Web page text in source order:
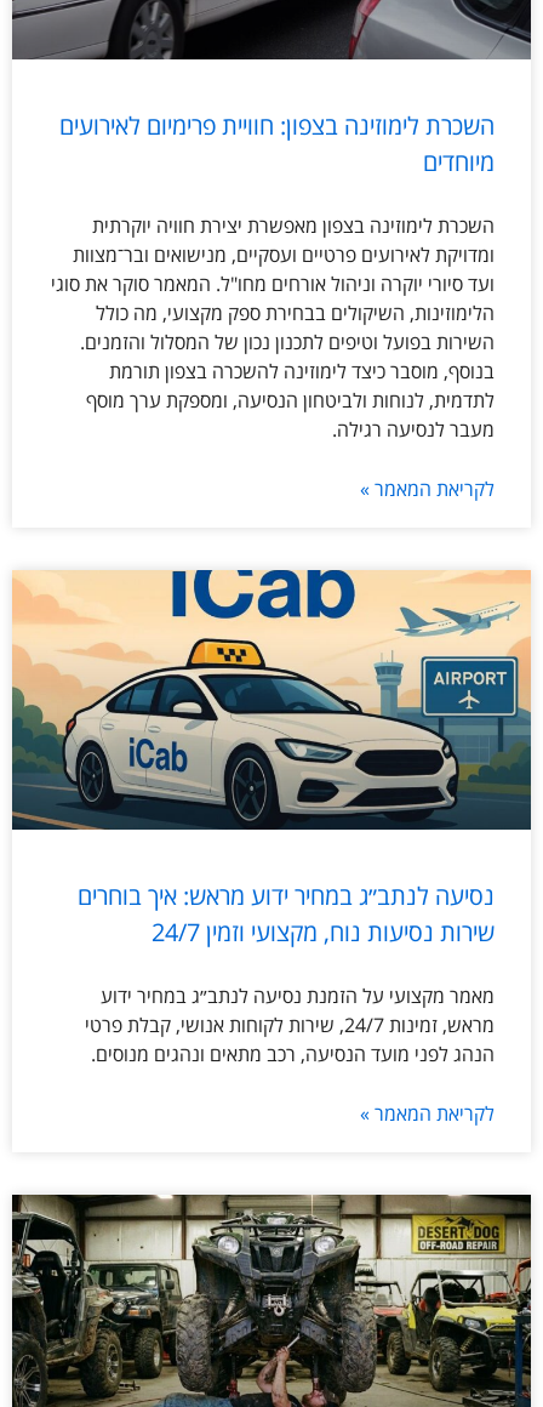
השכרת לימוזינה בצפון: חוויית פרימיום לאירועים
מיוחדים
השכרת לימוזינה בצפון מאפשרת יצירת חוויה יוקרתית
ומדויקת לאירועים פרטיים ועסקיים, מנישואים ובר־מצוות
ועד סיורי יוקרה וניהול אורחים מחו"ל. המאמר סוקר את סוגי
הלימוזינות, השיקולים בבחירת ספק מקצועי, מה כולל
השירות בפועל וטיפים לתכנון נכון של המסלול והזמנים.
בנוסף, מוסבר כיצד לימוזינה להשכרה בצפון תורמת
לתדמית, לנוחות ולביטחון הנסיעה, ומספקת ערך מוסף
מעבר לנסיעה רגילה.
לקריאת המאמר »
נסיעה לנתב״ג במחיר ידוע מראש: איך בוחרים
שירות נסיעות נוח, מקצועי וזמין 24/7
מאמר מקצועי על הזמנת נסיעה לנתב״ג במחיר ידוע
מראש, זמינות 24/7, שירות לקוחות אנושי, קבלת פרטי
הנהג לפני מועד הנסיעה, רכב מתאים ונהגים מנוסים.
לקריאת המאמר »